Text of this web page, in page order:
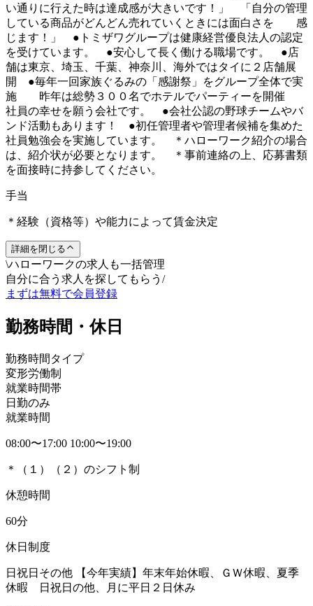
い通りに行えた時は達成感が大きいです！」 「自分の管理
している商品がどんどん売れていくときには面白さを 感
じます！」 ●トミザワグループは健康経営優良法人の認定
を受けています。 ●安心して長く働ける職場です。 ●店
舗は東京、埼玉、千葉、神奈川、海外ではタイに２店舗展
開 ●毎年一回家族ぐるみの「感謝祭」をグループ全体で実
施 昨年は総勢３００名でホテルでパーティーを開催
社員の幸せを願う会社です。 ●会社公認の野球チームやバ
ンド活動もあります！ ●初任管理者や管理者候補を集めた
社員勉強会を実施しています。 ＊ハローワーク紹介の場合
は、紹介状が必要となります。 ＊事前連絡の上、応募書類
を面接時に持参してください。
手当
＊経験（資格等）や能力によって賃金決定
詳細を閉じる
\ハローワークの求人も一括管理
自分に合う求人を探してもらう /
まずは無料で会員登録
勤務時間・休日
勤務時間タイプ
変形労働制
就業時間帯
日勤のみ
就業時間
08:00〜17:00 10:00〜19:00
＊（１）（２）のシフト制
休憩時間
60分
休日制度
日祝日その他 【今年実績】年末年始休暇、ＧＷ休暇、夏季
休暇 日祝日の他、月に平日２日休み